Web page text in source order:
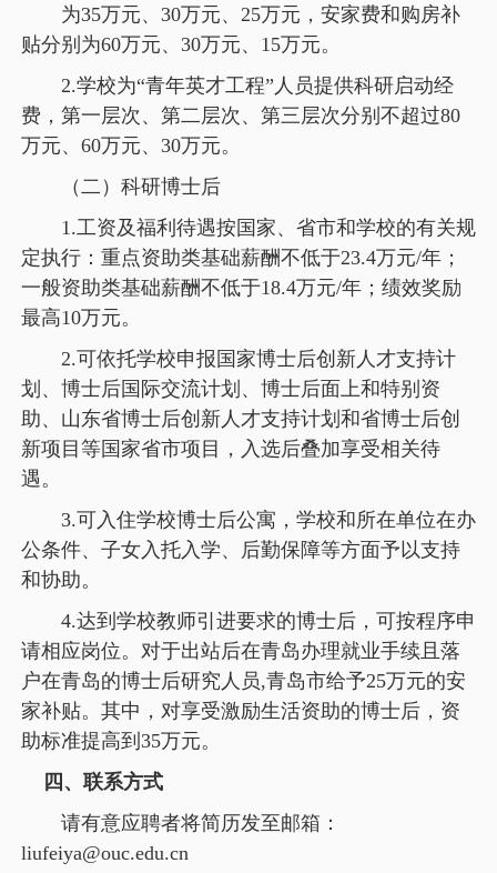
为35万元、30万元、25万元，安家费和购房补
贴分别为60万元、30万元、15万元。
2.学校为“青年英才工程”人员提供科研启动经
费，第一层次、第二层次、第三层次分别不超过80
万元、60万元、30万元。
（二）科研博士后
1.工资及福利待遇按国家、省市和学校的有关规
定执行：重点资助类基础薪酬不低于23.4万元/年；
一般资助类基础薪酬不低于18.4万元/年；绩效奖励
最高10万元。
2.可依托学校申报国家博士后创新人才支持计
划、博士后国际交流计划、博士后面上和特别资
助、山东省博士后创新人才支持计划和省博士后创
新项目等国家省市项目，入选后叠加享受相关待
遇。
3.可入住学校博士后公寓，学校和所在单位在办
公条件、子女入托入学、后勤保障等方面予以支持
和协助。
4.达到学校教师引进要求的博士后，可按程序申
请相应岗位。对于出站后在青岛办理就业手续且落
户在青岛的博士后研究人员,青岛市给予25万元的安
家补贴。其中，对享受激励生活资助的博士后，资
助标准提高到35万元。
四、联系方式
请有意应聘者将简历发至邮箱：
liufeiya@ouc.edu.cn